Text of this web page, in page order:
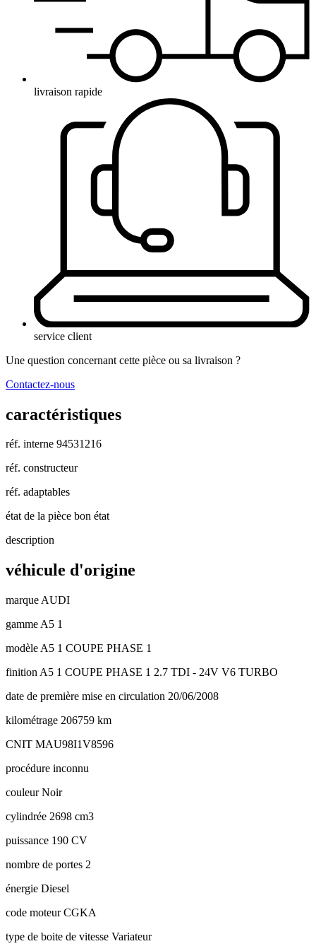
livraison rapide
service client
Une question concernant cette pièce ou sa livraison ?
Contactez-nous
caractéristiques
réf. interne 94531216
réf. constructeur
réf. adaptables
état de la pièce bon état
description
véhicule d'origine
marque AUDI
gamme A5 1
modèle A5 1 COUPE PHASE 1
finition A5 1 COUPE PHASE 1 2.7 TDI - 24V V6 TURBO
date de première mise en circulation 20/06/2008
kilométrage 206759 km
CNIT MAU98I1V8596
procédure inconnu
couleurNoir
cylindrée 2698 cm3
puissance 190 CV
nombre de portes 2
énergie Diesel
code moteurCGKA
type de boite de vitesse Variateur